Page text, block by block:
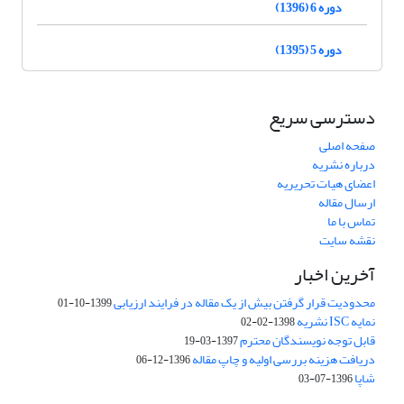
دوره 6 (1396)
دوره 5 (1395)
دسترسی سریع
صفحه اصلی
درباره نشریه
اعضای هیات تحریریه
ارسال مقاله
تماس با ما
نقشه سایت
آخرین اخبار
محدودیت قرار گرفتن بیش از یک مقاله در فرایند ارزیابی1399-10-01
نمایه ISC نشریه 1398-02-02
قابل توجه نویسندگان محترم1397-03-19
دریافت هزینه بررسی اولیه و چاپ مقاله1396-12-06
شاپا1396-07-03